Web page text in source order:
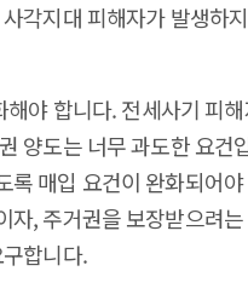
각지대 피해자가 발생하
야 합니다. 전세사기 피
양도는 너무 과도한 요건
매입 요건이 완화되어
, 주거권을 보장받으려
합니다.